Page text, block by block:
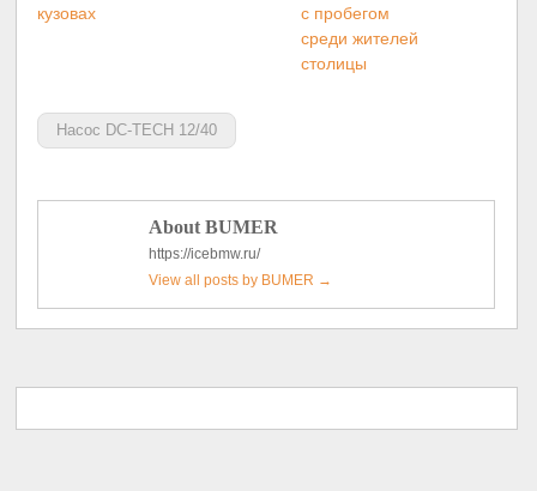
кузовах
с пробегом
среди жителей
столицы
Насос DC-TECH 12/40
About BUMER
https://icebmw.ru/
View all posts by BUMER →